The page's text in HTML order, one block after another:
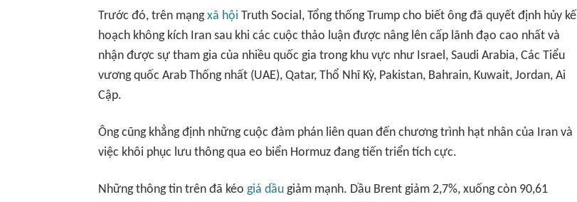
Trước đó, trên mạngxã hội Truth Social, Tổng thống Trump cho biết ông đã quyết định hủy kế
hoạch không kích Iran sau khi các cuộc thảo luận được nâng lên cấp lãnh đạo cao nhất và
nhận được sự tham gia của nhiều quốc gia trong khu vực như Israel, Saudi Arabia, Các Tiểu
vương quốc Arab Thống nhất (UAE), Qatar, Thổ Nhĩ Kỳ, Pakistan, Bahrain, Kuwait, Jordan, Ai
Cập.
Ông cũng khẳng định những cuộc đàm phán liên quan đến chương trình hạt nhân của Iran và
việc khôi phục lưu thông qua eo biển Hormuz đang tiến triển tích cực.
Những thông tin trên đã kéo giá dầu giảm mạnh. Dầu Brent giảm 2,7%, xuống còn 90,61